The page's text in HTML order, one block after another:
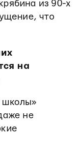
из 90-х
что
на
школы»
не